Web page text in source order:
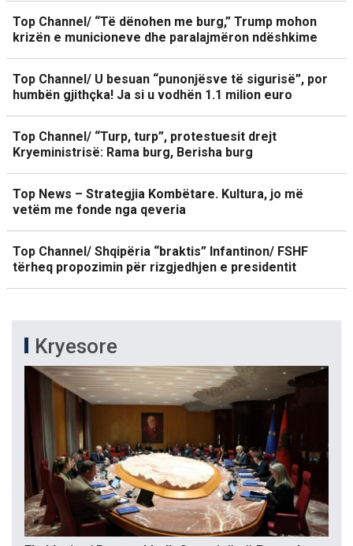
Top Channel/ “Të dënohen me burg,” Trump mohon
krizën e municioneve dhe paralajmëron ndëshkime
Top Channel/ U besuan “punonjësve të sigurisë”, por
humbën gjithçka! Ja si u vodhën 1.1 milion euro
Top Channel/ “Turp, turp”, protestuesit drejt
Kryeministrisë: Rama burg, Berisha burg
Top News – Strategjia Kombëtare. Kultura, jo më
vetëm me fonde nga qeveria
Top Channel/ Shqipëria “braktis” Infantinon/ FSHF
tërheq propozimin për rizgjedhjen e presidentit
Kryesore